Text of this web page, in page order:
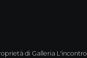
di Galleria L'incontro